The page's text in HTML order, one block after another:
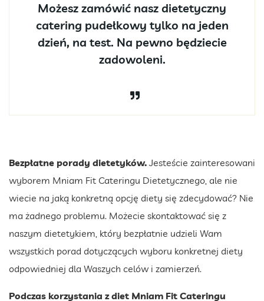
Możesz zamówić nasz dietetyczny
catering pudełkowy tylko na jeden
dzień, na test. Na pewno będziecie
zadowoleni.
Bezpłatne porady dietetyków. Jesteście zainteresowani
wyborem Mniam Fit Cateringu Dietetycznego, ale nie
wiecie na jaką konkretną opcję diety się zdecydować? Nie
ma żadnego problemu. Możecie skontaktować się z
naszym dietetykiem, który bezpłatnie udzieli Wam
wszystkich porad dotyczących wyboru konkretnej diety
odpowiedniej dla Waszych celów i zamierzeń.
Podczas korzystania z diet Mniam Fit Cateringu